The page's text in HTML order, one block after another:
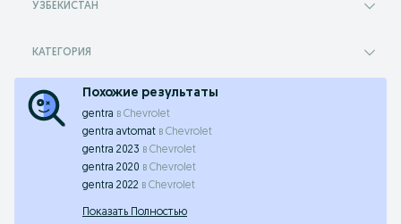
УЗБЕКИСТАН
КАТЕГОРИЯ
Похожие результаты
gentra в Chevrolet
gentra avtomat в Chevrolet
gentra 2023 в Chevrolet
gentra 2020 в Chevrolet
gentra 2022 в Chevrolet
Показать Полностью